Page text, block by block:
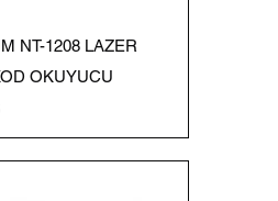
Schnellansicht
NT-1208 LAZER
OKUYUCU